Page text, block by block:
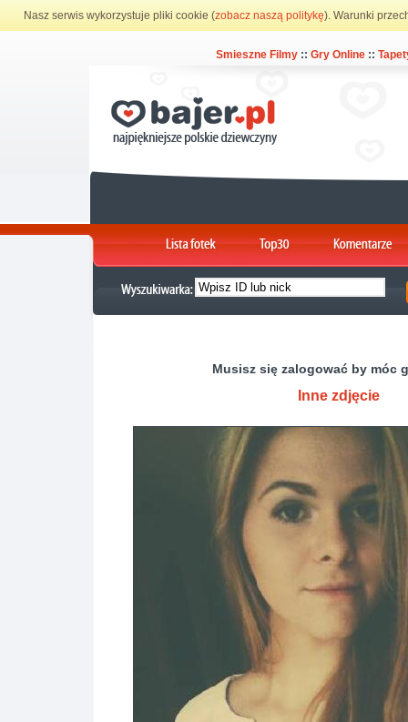
Nasz serwis wykorzystuje pliki cookie (zobacz naszą politykę). Warunki
Smieszne Filmy ::Gry Online ::
Musisz się zalogować by móc
Inne zdjęcie